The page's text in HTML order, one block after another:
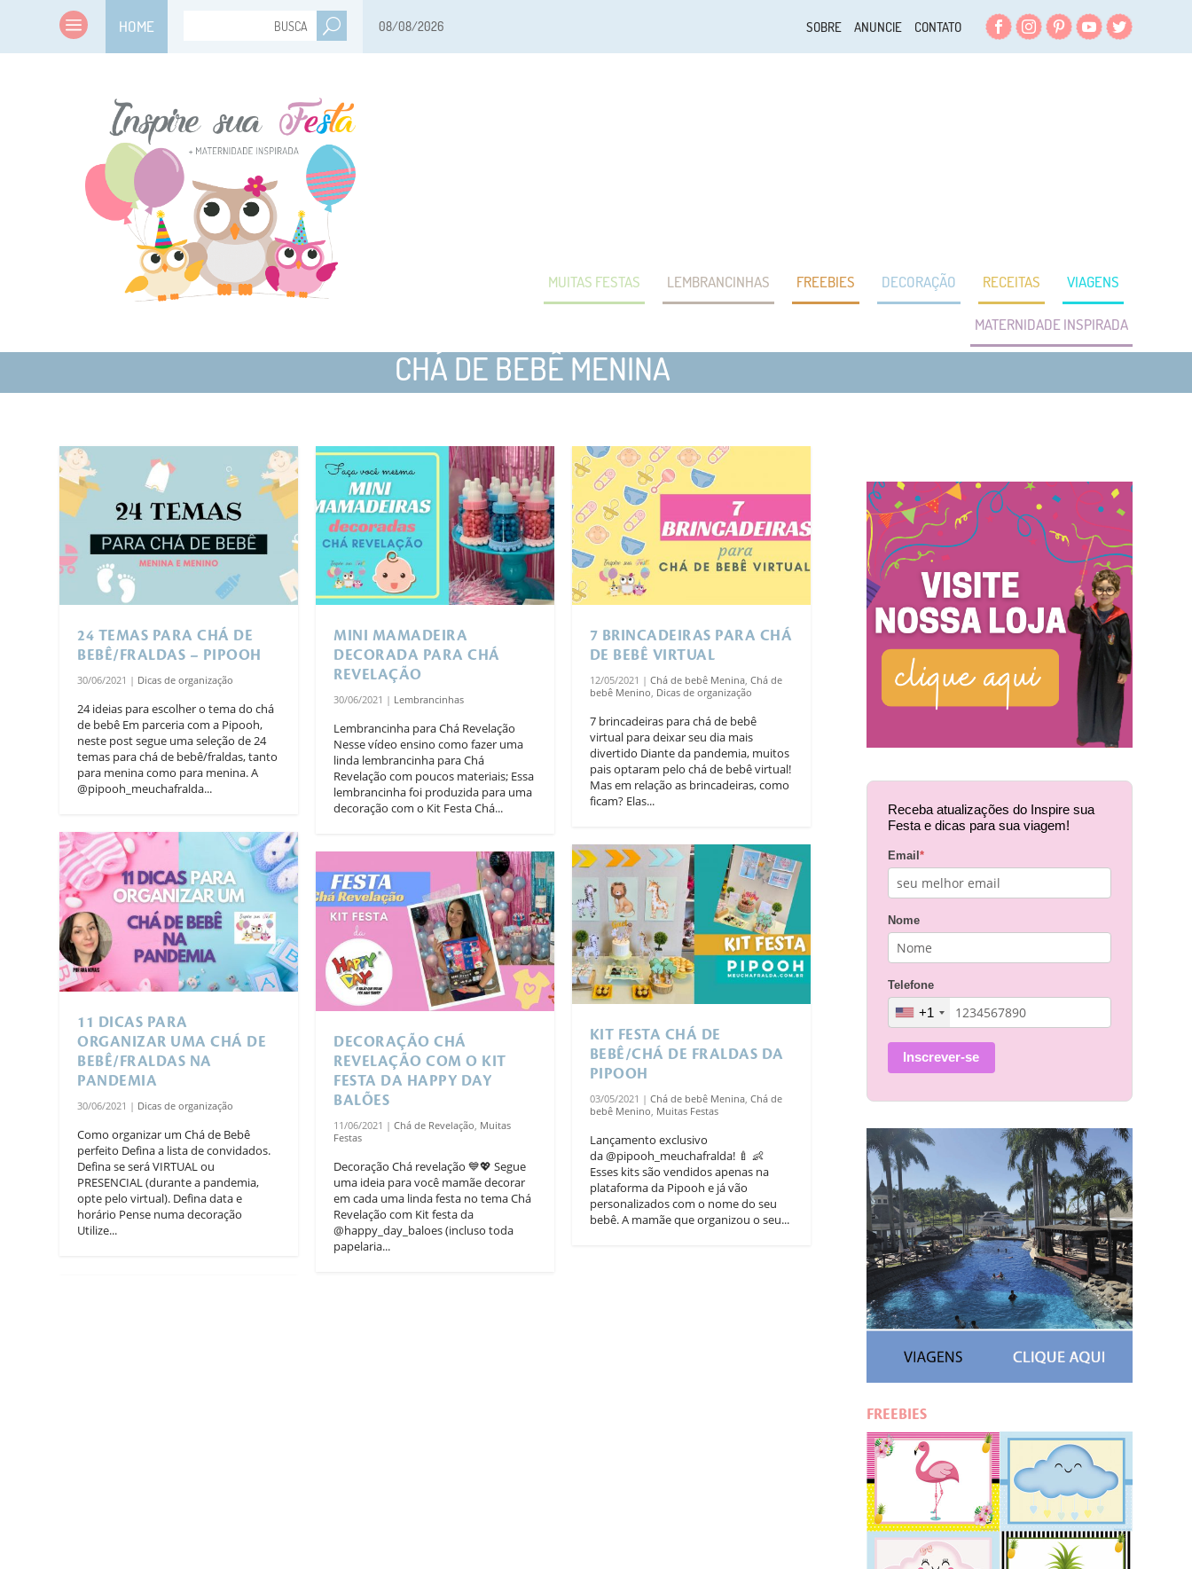
HOME 08/08/2026 FacebookInstagram
PinterestYouTube
Twitter
SOBRE ANUNCIE CONTATO
MUITAS FESTAS LEMBRANCINHAS FREEBIES DECORAÇÃO RECEITAS VIAGENS
MATERNIDADE INSPIRADA
CHÁ DE BEBÊ MENINA
24 TEMAS PARA CHÁ DE
BEBÊ/FRALDAS – PIPOOH
30/06/2021 | Dicas de organização
24 ideias para escolher o tema do chá
de bebê Em parceria com a Pipooh,
neste post segue uma seleção de 24
temas para chá de bebê/fraldas, tanto
para menina como para menina. A
@pipooh_meuchafralda...
11 DICAS PARA
ORGANIZAR UMA CHÁ DE
BEBÊ/FRALDAS NA
PANDEMIA
30/06/2021 | Dicas de organização
Como organizar um Chá de Bebê
perfeito Defina a lista de convidados.
Defina se será VIRTUAL ou
PRESENCIAL (durante a pandemia,
opte pelo virtual). Defina data e
horário Pense numa decoração
Utilize...
MINI MAMADEIRA
DECORADA PARA CHÁ
REVELAÇÃO
30/06/2021 | Lembrancinhas
Lembrancinha para Chá Revelação
Nesse vídeo ensino como fazer uma
linda lembrancinha para Chá
Revelação com poucos materiais; Essa
lembrancinha foi produzida para uma
decoração com o Kit Festa Chá...
DECORAÇÃO CHÁ
REVELAÇÃO COM O KIT
FESTA DA HAPPY DAY
BALÕES
11/06/2021 |Chá de Revelação Muitas
Festas
Decoração Chá revelação 💙💖 Segue
uma ideia para você mamãe decorar
em cada uma linda festa no tema Chá
Revelação com Kit festa da
@happy_day_baloes (incluso toda
papelaria...
7 BRINCADEIRAS PARA CHÁ
DE BEBÊ VIRTUAL
12/05/2021 | Chá de bebê Menina, Chá de
bebê Menino, Dicas de organização
7 brincadeiras para chá de bebê
virtual para deixar seu dia mais
divertido Diante da pandemia, muitos
pais optaram pelo chá de bebê virtual!
Mas em relação as brincadeiras, como
ficam? Elas...
KIT FESTA CHÁ DE
BEBÊ/CHÁ DE FRALDAS DA
PIPOOH
03/05/2021 | Chá de bebê Menina, Chá de
bebê Menino Muitas Festas
Lançamento exclusivo
da @pipooh_meuchafralda! 🍼 👶
Esses kits são vendidos apenas na
plataforma da Pipooh e já vão
personalizados com o nome do seu
bebê. A mamãe que organizou o seu...
Receba atualizações do Inspire sua
Festa e dicas para sua viagem!
Email *
Nome
Telefone
+1
Inscrever-se
FREEBIES